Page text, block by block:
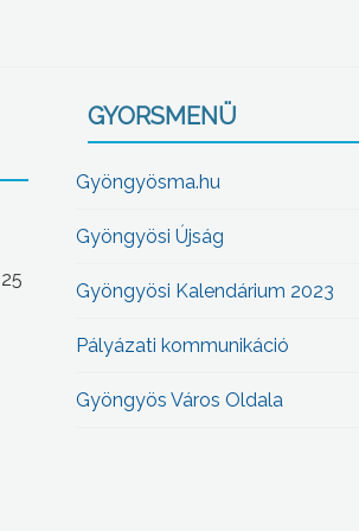
GYORSMENÜ
Gyöngyösma.hu
Gyöngyösi Újság
Gyöngyösi Kalendárium 2023
Pályázati kommunikáció
Gyöngyös Város Oldala